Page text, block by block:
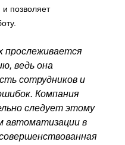
позволяет
прослеживается
ведь она
сотрудников и
Компания
следует этому
автоматизации в